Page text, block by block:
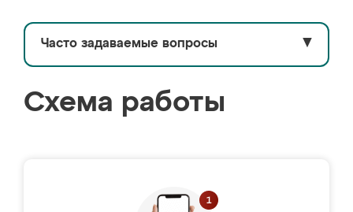
Часто задаваемые вопросы ▼
Схема работы